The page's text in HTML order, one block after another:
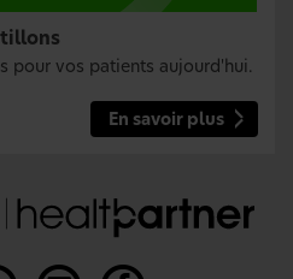
pour vos patients aujourd'hui.
En savoir plus